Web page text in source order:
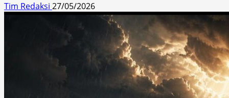
Tim Redaksi 27/05/2026